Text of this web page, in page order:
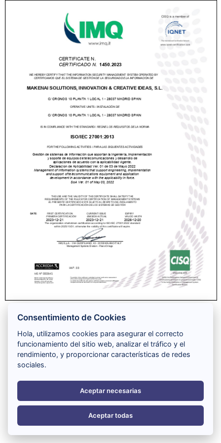
Consentimiento de Cookies
Hola, utilizamos cookies para asegurar el correcto
funcionamiento del sitio web, analizar el tráfico y el
rendimiento, y proporcionar características de redes
sociales.
Aceptar necesarias
Aceptar todas